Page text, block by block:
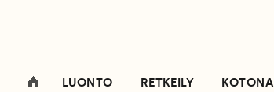
LUONTO RETKEILY KOTONA